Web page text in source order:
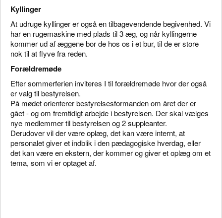
Kyllinger
At udruge kyllinger er også en tilbagevendende begivenhed. Vi
har en rugemaskine med plads til 3 æg, og når kyllingerne
kommer ud af æggene bor de hos os i et bur, til de er store
nok til at flyve fra reden.
Forældremøde
Efter sommerferien inviteres I til forældremøde hvor der også
er valg til bestyrelsen.
På mødet orienterer bestyrelsesformanden om året der er
gået - og om fremtidigt arbejde i bestyrelsen. Der skal vælges
nye medlemmer til bestyrelsen og 2 suppleanter.
Derudover vil der være oplæg, det kan være internt, at
personalet giver et indblik i den pædagogiske hverdag, eller
det kan være en ekstern, der kommer og giver et oplæg om et
tema, som vi er optaget af.